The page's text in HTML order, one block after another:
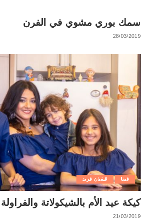
سمك بوري مشوي في الفرن
28/03/2019
فيفا ڨيڨيان فريد
كيكة عيد الأم بالشيكولاتة والفراولة
21/03/2019